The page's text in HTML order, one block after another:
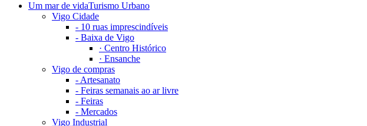
Um mar de vidaTurismo Urbano
Vigo Cidade
- 10 ruas imprescindíveis
- Baixa de Vigo
· Centro Histórico
· Ensanche
Vigo de compras
-Artesanato
- Feiras semanais ao ar livre
- Feiras
- Mercados
Vigo Industrial